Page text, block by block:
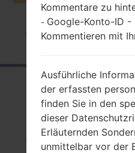
Startseite →Serie →LG
akaLG
Kommentare zu
- Google-Konto-ID -
Kommentieren mit
Ausführliche
der erfassten
finden Sie in den
dieser
Erläuternden
unmittelbar vor der